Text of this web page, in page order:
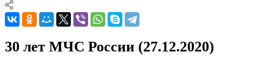
30 лет МЧС России (27.12.2020)